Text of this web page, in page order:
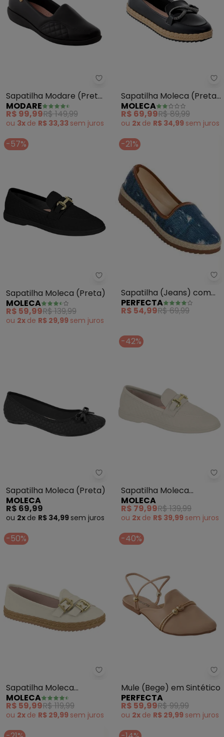
Modare - Sapatilha Modare
Sapatilha Modare (Preto)
em Sintético
MODARE
R$ 99,99R$ 149,99
ou 3x de R$ 33,33 sem juros
Sapatilha Moleca (Preta)
em Tecido
MOLECA
R$ 69,99R$ 89,99
ou 2x de R$ 34,99 sem juros
-57%
Moleca - Sapatilha Moleca
Sapatilha Moleca (Preta)
MOLECA
R$ 59,99R$ 139,99
ou 2x de R$ 29,99 sem juros
-21%
Sapatilha (Jeans) com
Detalhe no Salto
PERFECTA
R$ 54,99R$ 69,99
Moleca - Sapatilha Moleca
Sapatilha Moleca (Preta)
MOLECA
R$ 69,99
ou 2x de R$ 34,99 sem juros
-42%
Sapatilha Moleca
(Branco)
MOLECA
R$ 79,99R$ 139,99
ou 2x de R$ 39,99 sem juros
-50%
Moleca - Sapatilha Moleca
Sapatilha Moleca
(Branca)
MOLECA
R$ 59,99R$ 119,99
ou 2x de R$ 29,99 sem juros
-40%
Mule (Bege) em Sintético
PERFECTA
R$ 59,99R$ 99,99
ou 2x de R$ 29,99 sem juros